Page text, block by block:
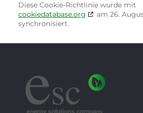
Diese Cookie-Richtlinie wurde mit
cookiedatabase.org
am 26.
synchronisiert.